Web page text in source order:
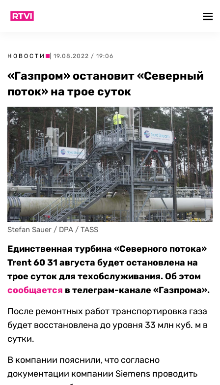
НОВОСТИ | 19.08.2022 / 19:06
«Газпром» остановит «Северный
поток» на трое суток
Stefan Sauer / DPA / TASS
Единственная турбина «Северного потока»
Trent 60 31 августа будет остановлена на
трое суток для техобслуживания. Об этом
сообщается в телеграм-канале «Газпрома».
После ремонтных работ транспортировка газа
будет восстановлена до уровня 33 млн куб. м в
сутки.
В компании пояснили, что согласно
документации компании Siemens проводить